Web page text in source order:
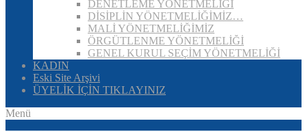
DENETLEME YÖNETMELİĞİ
DİSİPLİN YÖNETMELİĞİMİZ…
MALİ YÖNETMELİĞİMİZ
ÖRGÜTLENME YÖNETMELİĞİ
GENEL KURUL SEÇİM YÖNETMELİĞİ
KADIN
Eski Site Arşivi
ÜYELİK İÇİN TIKLAYINIZ
Menü